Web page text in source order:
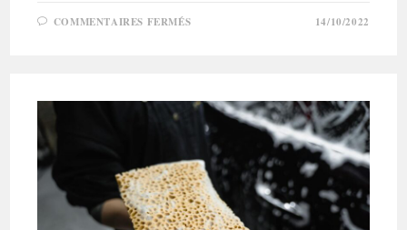
COMMENTAIRES FERMÉSSUR
ALUMINIUM?
14/10/2022